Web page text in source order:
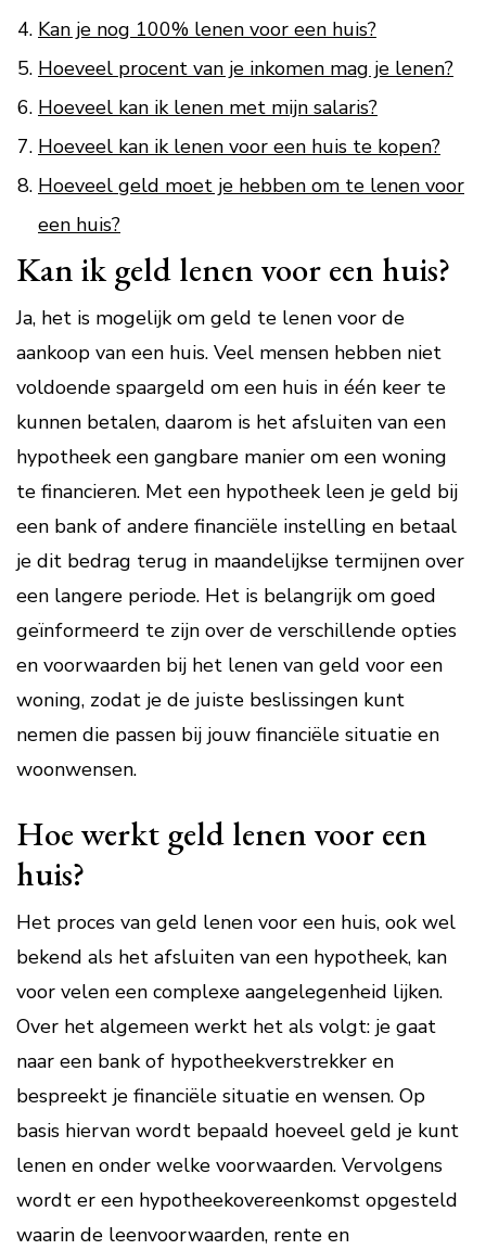
Kan je nog 100% lenen voor een huis?
Hoeveel procent van je inkomen mag je lenen?
Hoeveel kan ik lenen met mijn salaris?
Hoeveel kan ik lenen voor een huis te kopen?
Hoeveel geld moet je hebben om te lenen voor
een huis?
Kan ik geld lenen voor een huis?
Ja, het is mogelijk om geld te lenen voor de
aankoop van een huis. Veel mensen hebben niet
voldoende spaargeld om een huis in één keer te
kunnen betalen, daarom is het afsluiten van een
hypotheek een gangbare manier om een woning
te financieren. Met een hypotheek leen je geld bij
een bank of andere financiële instelling en betaal
je dit bedrag terug in maandelijkse termijnen over
een langere periode. Het is belangrijk om goed
geïnformeerd te zijn over de verschillende opties
en voorwaarden bij het lenen van geld voor een
woning, zodat je de juiste beslissingen kunt
nemen die passen bij jouw financiële situatie en
woonwensen.
Hoe werkt geld lenen voor een
huis?
Het proces van geld lenen voor een huis, ook wel
bekend als het afsluiten van een hypotheek, kan
voor velen een complexe aangelegenheid lijken.
Over het algemeen werkt het als volgt: je gaat
naar een bank of hypotheekverstrekker en
bespreekt je financiële situatie en wensen. Op
basis hiervan wordt bepaald hoeveel geld je kunt
lenen en onder welke voorwaarden. Vervolgens
wordt er een hypotheekovereenkomst opgesteld
waarin de leenvoorwaarden, rente en